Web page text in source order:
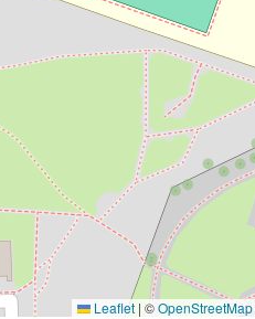
Leaflet | ©OpenStreetMap